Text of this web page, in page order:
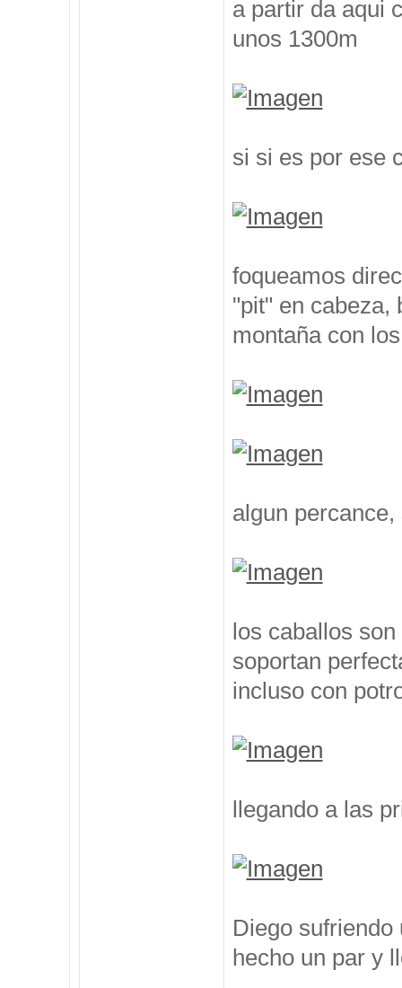
a partir da aqui
unos 1300m
si si es por ese
foqueamos
"pit" en cabeza,
montaña con
algun
los caballos
soportan
incluso con
llegando a las
Diego sufriendo
hecho un par y